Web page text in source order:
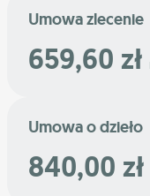
Umowa zlecenie
659,60 zł
Umowa o dzieło
840,00 zł